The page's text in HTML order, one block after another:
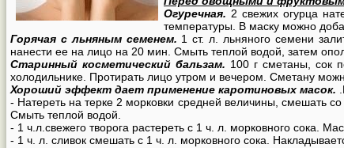
Огуречная. 2 свежих огурца
температуры. В маску можно
Горячая с льняным семенем. 1 ст. л. льняного семени
нанести ее на лицо на 20 мин. Смыть теплой водой, затем
Старинный косметический бальзам. 100 г сметаны, сок
холодильнике. Протирать лицо утром и вечером. Сметану
Хороший эффект дает применение каротиновых масок.
- Натереть на терке 2 морковки средней величины, смешать
Смыть теплой водой.
- 1 ч.л.свежего творога растереть с 1 ч. л. морковного сока.
- 1 ч. л. сливок смешать с 1 ч. л. морковного сока.